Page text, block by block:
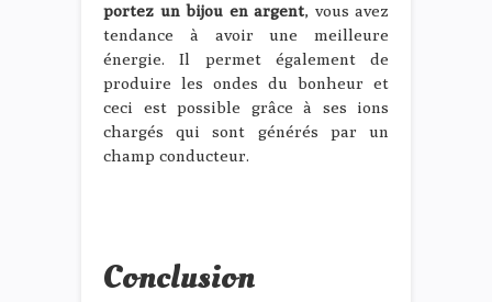
portez un bijou en argent, vous avez
tendance à avoir une meilleure
énergie. Il permet également de
produire les ondes du bonheur et
ceci est possible grâce à ses ions
chargés qui sont générés par un
champ conducteur.
Conclusion